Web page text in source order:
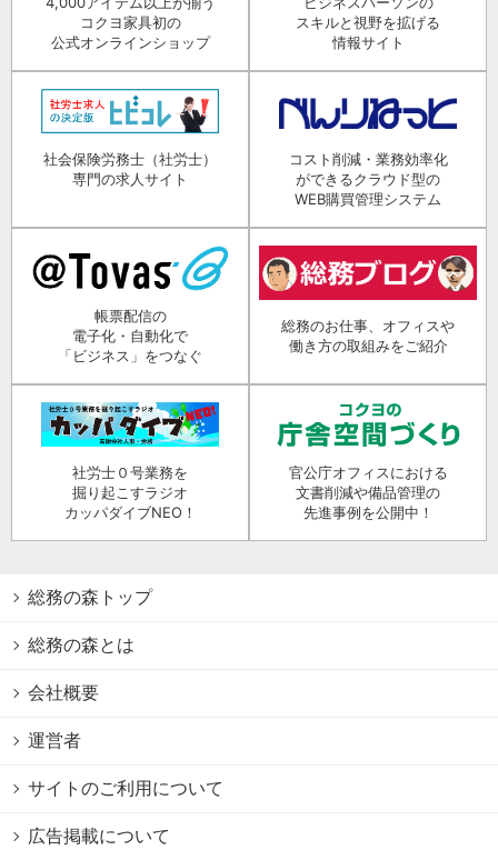
コクヨ家具初の
公式オンラインショップ
スキルと視野を拡げる
情報サイト
社会保険労務士（社労士）
専門の求人サイト
コスト削減・業務効率化
ができるクラウド型の
WEB購買管理システム
帳票配信の
電子化・自動化で
「ビジネス」をつなぐ
総務のお仕事、オフィスや
働き方の取組みをご紹介
社労士０号業務を
掘り起こすラジオ
カッパダイブNEO！
官公庁オフィスにおける
文書削減や備品管理の
先進事例を公開中！
総務の森トップ
総務の森とは
会社概要
運営者
サイトのご利用について
広告掲載について